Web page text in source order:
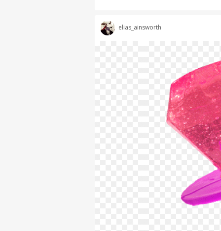
elias_ainsworth